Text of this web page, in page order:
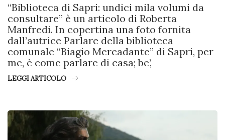
“Biblioteca di Sapri: undici mila volumi da
consultare” è un articolo di Roberta
Manfredi. In copertina una foto fornita
dall’autrice Parlare della biblioteca
comunale “Biagio Mercadante” di Sapri, per
me, è come parlare di casa; be’,
LEGGI ARTICOLO